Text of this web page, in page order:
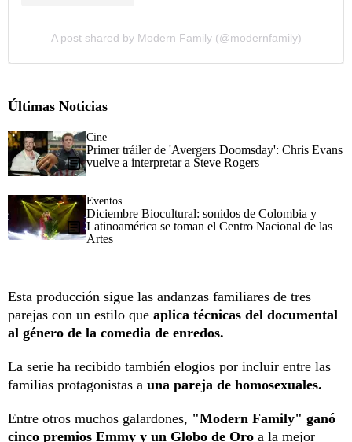
A post shared by Modern Family (@modernfamily)
Últimas Noticias
Cine
Primer tráiler de 'Avergers Doomsday': Chris Evans
vuelve a interpretar a Steve Rogers
Eventos
Diciembre Biocultural: sonidos de Colombia y
Latinoamérica se toman el Centro Nacional de las
Artes
Esta producción sigue las andanzas familiares de tres
parejas con un estilo que aplica técnicas del documental
al género de la comedia de enredos.
La serie ha recibido también elogios por incluir entre las
familias protagonistas a una pareja de homosexuales.
Entre otros muchos galardones, "Modern Family" ganó
cinco premios Emmy y un Globo de Oro a la mejor